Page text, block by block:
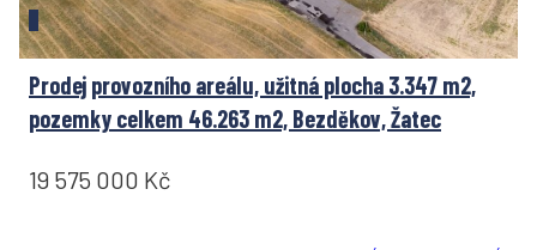
Prodej provozního areálu, užitná plocha 3.347 m2,
pozemky celkem 46.263 m2, Bezděkov, Žatec
19 575 000 Kč